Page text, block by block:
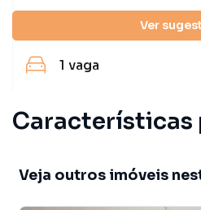
Ver
1 vaga
Características
Veja outros imóveis